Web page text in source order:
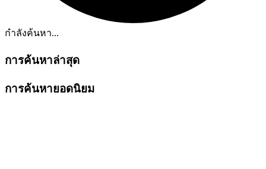
กำลังค้นหา...
การค้นหาล่าสุด
การค้นหายอดนิยม